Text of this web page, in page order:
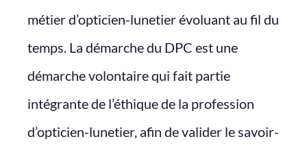
métier d’opticien-lunetier évoluant au fil du
temps. La démarche du DPC est une
démarche volontaire qui fait partie
intégrante de l’éthique de la profession
d’opticien-lunetier, afin de valider le savoir-